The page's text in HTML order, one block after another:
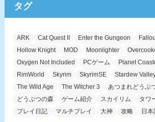
タグ
ARK Cat Quest II Enter the Gungeon
Hollow Knight
MOD Moonlighter
Oxygen Not Included
PCゲーム Planet
RimWorld
Skyrim SkyrimSE Stardew
The Wild Age
The Witcher 3
あつまれどうぶ
どうぶつの森
ゲーム紹介 スカイリム
タワ
プレイ日記
マルチプレイ 大神 攻略 日